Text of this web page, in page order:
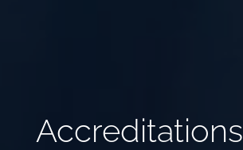
Accreditations